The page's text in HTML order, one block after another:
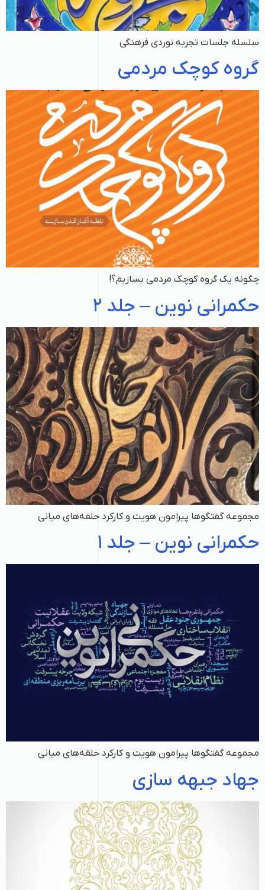
سلسله جلسات تجربه نوردی فرهنگی
گروه کوچک مردمی
چگونه یک گروه کوچک مردمی بسازیم؟!
حکمرانی نوین – جلد ۲
مجموعه گفتگوها پیرامون هویت و کارکرد حلقه‌های میانی
حکمرانی نوین – جلد ۱
مجموعه گفتگوها پیرامون هویت و کارکرد حلقه‌های میانی
جهاد جبهه‌ سازی